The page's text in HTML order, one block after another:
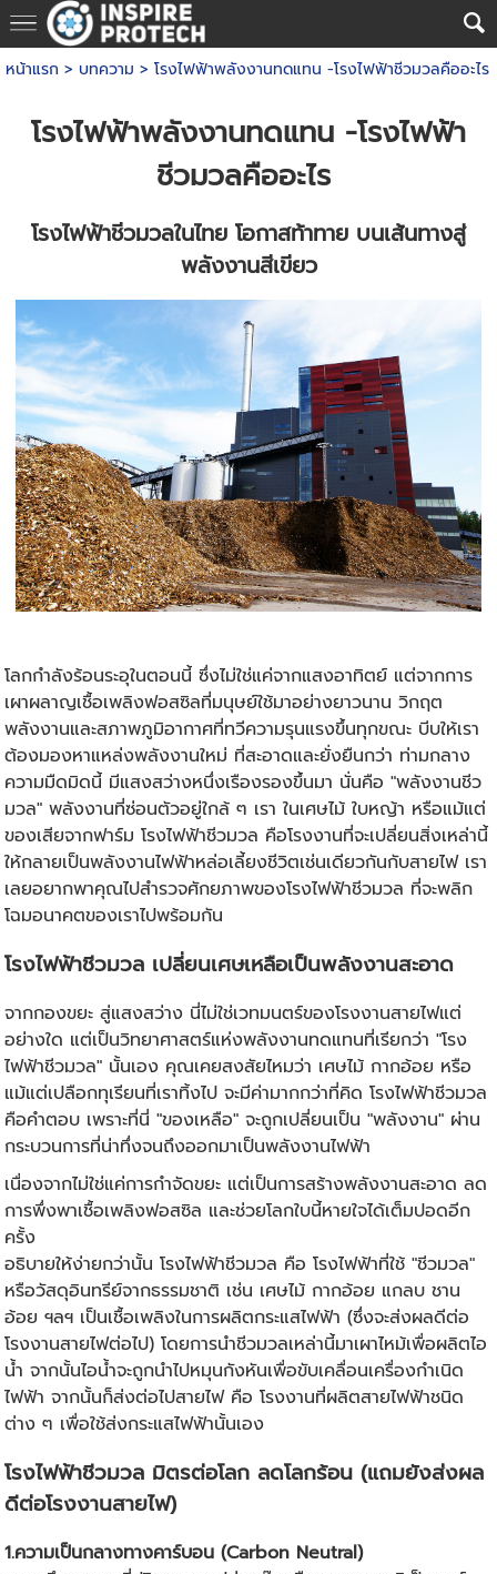
หน้าแรก > บทความ > โรงไฟฟ้าพลังงานทดแทน -โรงไฟฟ้าชีวมวลคืออะไร
โรงไฟฟ้าพลังงานทดแทน -โรงไฟฟ้า
ชีวมวลคืออะไร
โรงไฟฟ้าชีวมวลในไทย โอกาสท้าทาย บนเส้นทางสู่
พลังงานสีเขียว
โลกกำลังร้อนระอุในตอนนี้ ซึ่งไม่ใช่แค่จากแสงอาทิตย์ แต่จากการ
เผาผลาญเชื้อเพลิงฟอสซิลที่มนุษย์ใช้มาอย่างยาวนาน วิกฤต
พลังงานและสภาพภูมิอากาศที่ทวีความรุนแรงขึ้นทุกขณะ บีบให้เรา
ต้องมองหาแหล่งพลังงานใหม่ ที่สะอาดและยั่งยืนกว่า ท่ามกลาง
ความมืดมิดนี้ มีแสงสว่างหนึ่งเรืองรองขึ้นมา นั่นคือ "พลังงานชีว
มวล" พลังงานที่ซ่อนตัวอยู่ใกล้ ๆ เรา ในเศษไม้ ใบหญ้า หรือแม้แต่
ของเสียจากฟาร์ม โรงไฟฟ้าชีวมวล คือโรงงานที่จะเปลี่ยนสิ่งเหล่านี้
ให้กลายเป็นพลังงานไฟฟ้าหล่อเลี้ยงชีวิตเช่นเดียวกันกับสายไฟเรา
เลยอยากพาคุณไปสำรวจศักยภาพของโรงไฟฟ้าชีวมวล ที่จะพลิก
โฉมอนาคตของเราไปพร้อมกัน
โรงไฟฟ้าชีวมวล เปลี่ยนเศษเหลือเป็นพลังงานสะอาด
จากกองขยะ สู่แสงสว่าง นี่ไม่ใช่เวทมนตร์ของโรงงานสายไฟแต่
อย่างใด แต่เป็นวิทยาศาสตร์แห่งพลังงานทดแทนที่เรียกว่า "โรง
ไฟฟ้าชีวมวล" นั้นเอง คุณเคยสงสัยไหมว่า เศษไม้ กากอ้อย หรือ
แม้แต่เปลือกทุเรียนที่เราทิ้งไป จะมีค่ามากกว่าที่คิด โรงไฟฟ้าชีวมวล
คือคำตอบ เพราะที่นี่ "ของเหลือ" จะถูกเปลี่ยนเป็น "พลังงาน" ผ่าน
กระบวนการที่น่าทึ่งจนถึงออกมาเป็นพลังงานไฟฟ้า
เนื่องจากไม่ใช่แค่การกำจัดขยะ แต่เป็นการสร้างพลังงานสะอาด ลด
การพึ่งพาเชื้อเพลิงฟอสซิล และช่วยโลกใบนี้หายใจได้เต็มปอดอีก
ครั้ง
อธิบายให้ง่ายกว่านั้น โรงไฟฟ้าชีวมวล คือ โรงไฟฟ้าที่ใช้ "ชีวมวล"
หรือวัสดุอินทรีย์จากธรรมชาติ เช่น เศษไม้ กากอ้อย แกลบ ชาน
อ้อย ฯลฯ เป็นเชื้อเพลิงในการผลิตกระแสไฟฟ้า (ซึ่งจะส่งผลดีต่อ
โรงงานสายไฟต่อไป) โดยการนำชีวมวลเหล่านี้มาเผาไหม้เพื่อผลิตไอ
น้ำ จากนั้นไอน้ำจะถูกนำไปหมุนกังหันเพื่อขับเคลื่อนเครื่องกำเนิด
ไฟฟ้า จากนั้นก็ส่งต่อไปสายไฟ คือ โรงงานที่ผลิตสายไฟฟ้าชนิด
ต่าง ๆ เพื่อใช้ส่งกระแสไฟฟ้านั้นเอง
โรงไฟฟ้าชีวมวล มิตรต่อโลก ลดโลกร้อน (แถมยังส่งผล
ดีต่อโรงงานสายไฟ)
1.ความเป็นกลางทางคาร์บอน (Carbon Neutral)